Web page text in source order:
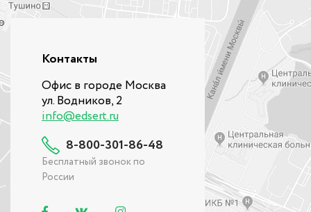
Контакты
Офис в городе Москва
ул. Водников, 2
info@edsert.ru
8-800-301-86-48
Бесплатный звонок по
России